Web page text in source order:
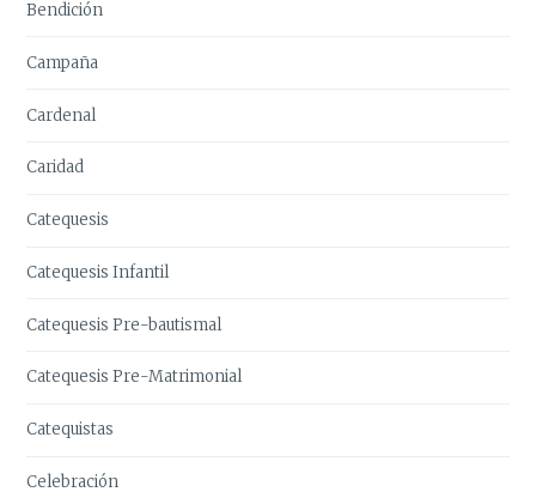
Bendición
Campaña
Cardenal
Caridad
Catequesis
Catequesis Infantil
Catequesis Pre-bautismal
Catequesis Pre-Matrimonial
Catequistas
Celebración